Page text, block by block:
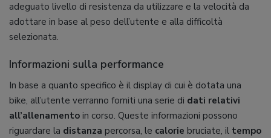
adeguato livello di resistenza da utilizzare e la velocità da
adottare in base al peso dell’utente e alla difficoltà
selezionata.
Informazioni sulla performance
In base a quanto specifico è il display di cui è dotata una
bike, all’utente verranno forniti una serie di dati relativi
all’allenamento in corso. Queste informazioni possono
riguardare la distanza percorsa, le calorie bruciate, il tempo